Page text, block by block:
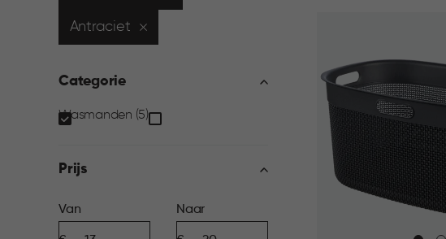
Antraciet
Categorie
Categorie
filter
Wasmanden (5)
Prijs
Prijs
Van
Naar